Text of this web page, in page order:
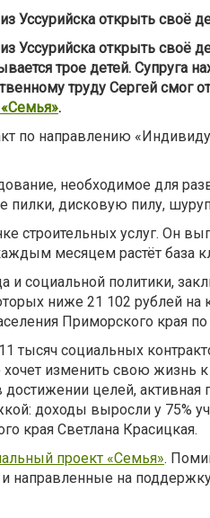
Уссурийска открыть
Уссурийска открыть своё
трое детей. Супруга
труду Сергей смог
.
по направлению
необходимое для
дисковую пилу,
строительных услуг. Он
месяцем растёт база
и социальной политики,
ниже 21 102 рублей на
Приморского края
тысяч социальных
хочет изменить свою
достижении целей,
доходы выросли у 75%
края Светлана Красицкая.
проект «Семья».
на